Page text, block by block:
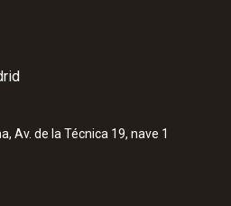
Av. de la Técnica 19, nave 1